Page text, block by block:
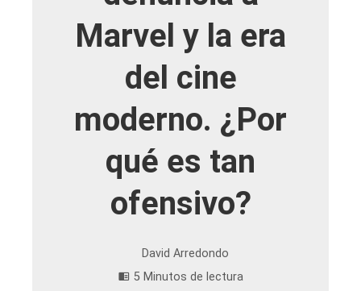
Marvel y la era
del cine
moderno. ¿Por
qué es tan
ofensivo?
David Arredondo
5 Minutos de lectura